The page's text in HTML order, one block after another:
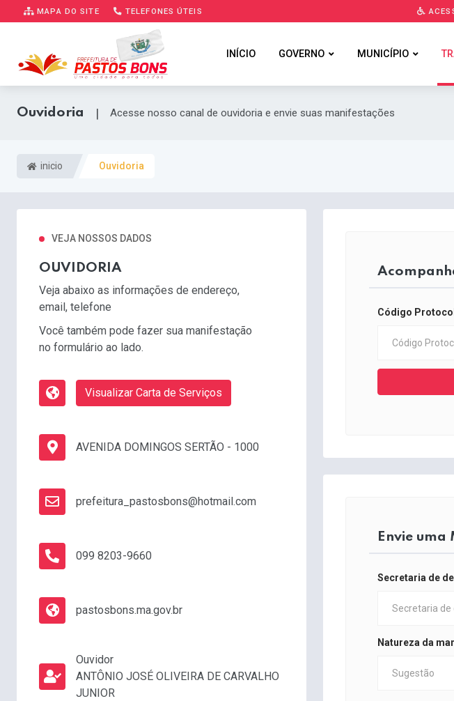
MAPA DO SITE TELEFONES ÚTEIS
INÍCIO GOVERNO MUNICÍPIO
Ouvidoria | Acesse nosso canal de ouvidoria e envie suas manifestações
inicio Ouvidoria
VEJA NOSSOS DADOS
OUVIDORIA
Veja abaixo as informações de endereço,
email, telefone
Você também pode fazer sua manifestação
no formulário ao lado.
Visualizar Carta de Serviços
AVENIDA DOMINGOS SERTÃO - 1000
prefeitura_pastosbons@hotmail.com
099 8203-9660
pastosbons.ma.gov.br
Ouvidor
ANTÔNIO JOSÉ OLIVEIRA DE CARVALHO
JUNIOR
Código
Envie uma
Secretaria de
Natureza da